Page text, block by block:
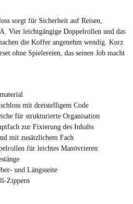
sorgt für Sicherheit auf Reisen,
Vier leichtgängige Doppelrollen und das
die Koffer angenehm wendig. Kurz
ohne Spielereien, das seinen Job macht
mit dreistelligem Code
für strukturierte Organisation
zur Fixierung des Inhalts
mit zusätzlichem Fach
für leichtes Manövrieren
und Längsseite
Zippern